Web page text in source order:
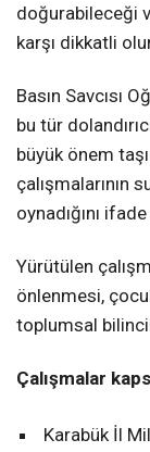
doğurabileceği
karşı dikkatli
Basın Savcısı
bu tür
büyük önem
çalışmalarının
oynadığını
Yürütülen
önlenmesi,
toplumsal
Çalışmalar
Karabük İl